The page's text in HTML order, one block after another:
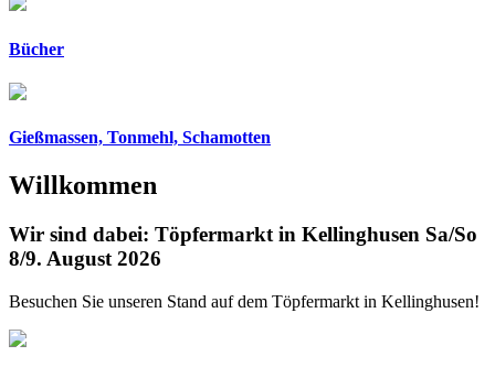
Bücher
Gießmassen, Tonmehl, Schamotten
Willkommen
Wir sind dabei: Töpfermarkt in Kellinghusen Sa/So
8/9. August 2026
Besuchen Sie unseren Stand auf dem Töpfermarkt in Kellinghusen!